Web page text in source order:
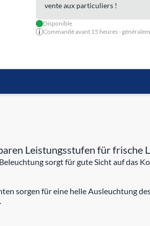
vente aux particuliers !
Disponible
Commandé avant 15 heures -
Leistungsstufen für frische
sorgt für gute Sicht auf das
sorgen für eine helle Ausleuchtung